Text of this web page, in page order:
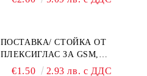
КОДОВЕ И РЕКЛАМИ
ПОСТАВКА/ СТОЙКА ОТ
ПЛЕКСИГЛАС ЗА GSM,
ТЕЛЕФОН, СМАРТФОН И
€1.50 2.93 лв. с ДДС